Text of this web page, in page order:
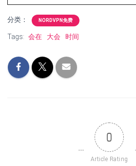
分类： NORDVPN免费
Tags: 会在 大会 时间
0
Article Rating